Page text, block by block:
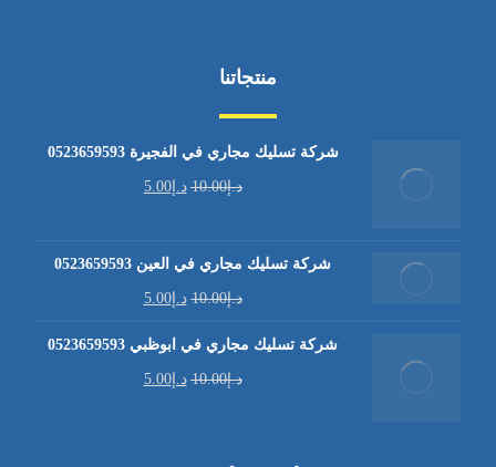
منتجاتنا
شركة تسليك مجاري في الفجيرة 0523659593
د.إ10.00 د.إ5.00
شركة تسليك مجاري في العين 0523659593
د.إ10.00 د.إ5.00
شركة تسليك مجاري في ابوظبي 0523659593
د.إ10.00 د.إ5.00